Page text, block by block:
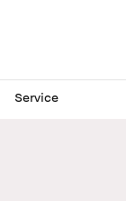
Service